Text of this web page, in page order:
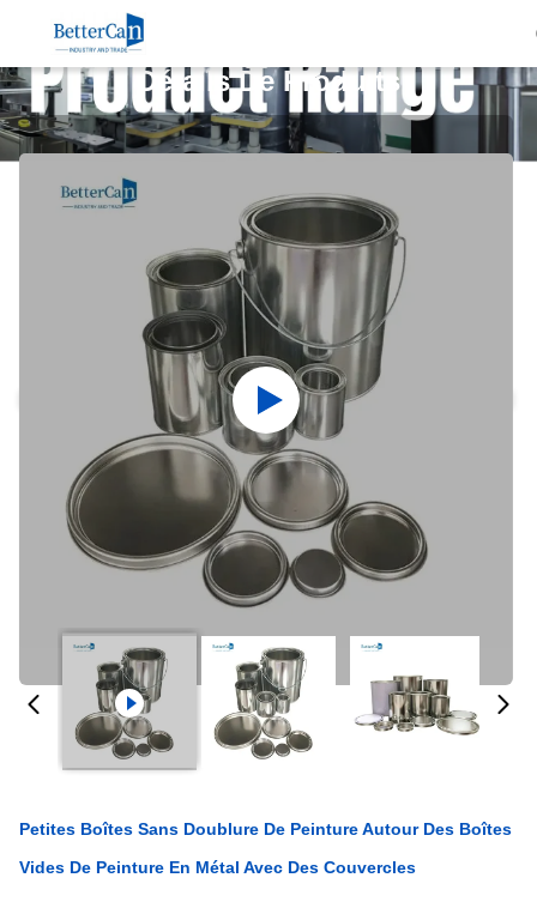
Détails De Produits
Petites Boîtes Sans Doublure De Peinture Autour Des Boîtes
Vides De Peinture En Métal Avec Des Couvercles